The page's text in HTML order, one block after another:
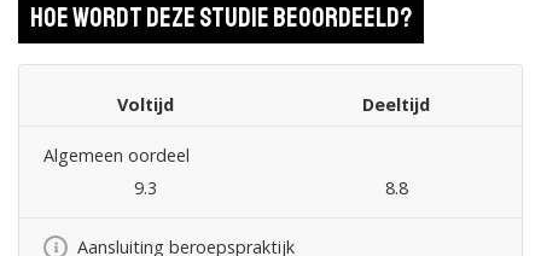
Hoe wordt deze studie beoordeeld?
Voltijd Deeltijd
Algemeen oordeel
9.3
8.8
Aansluiting beroepspraktijk